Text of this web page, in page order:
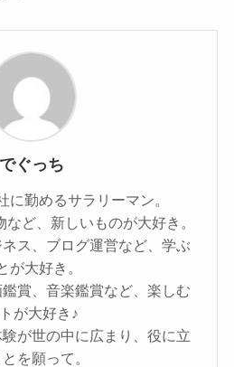
でぐっち
に勤めるサラリーマン。
ど、新しいものが大好き。
ス、ブログ運営など、学ぶ
が大好き。
賞、音楽鑑賞など、楽しむ
が大好き♪
が世の中に広まり、役に立
を願って。